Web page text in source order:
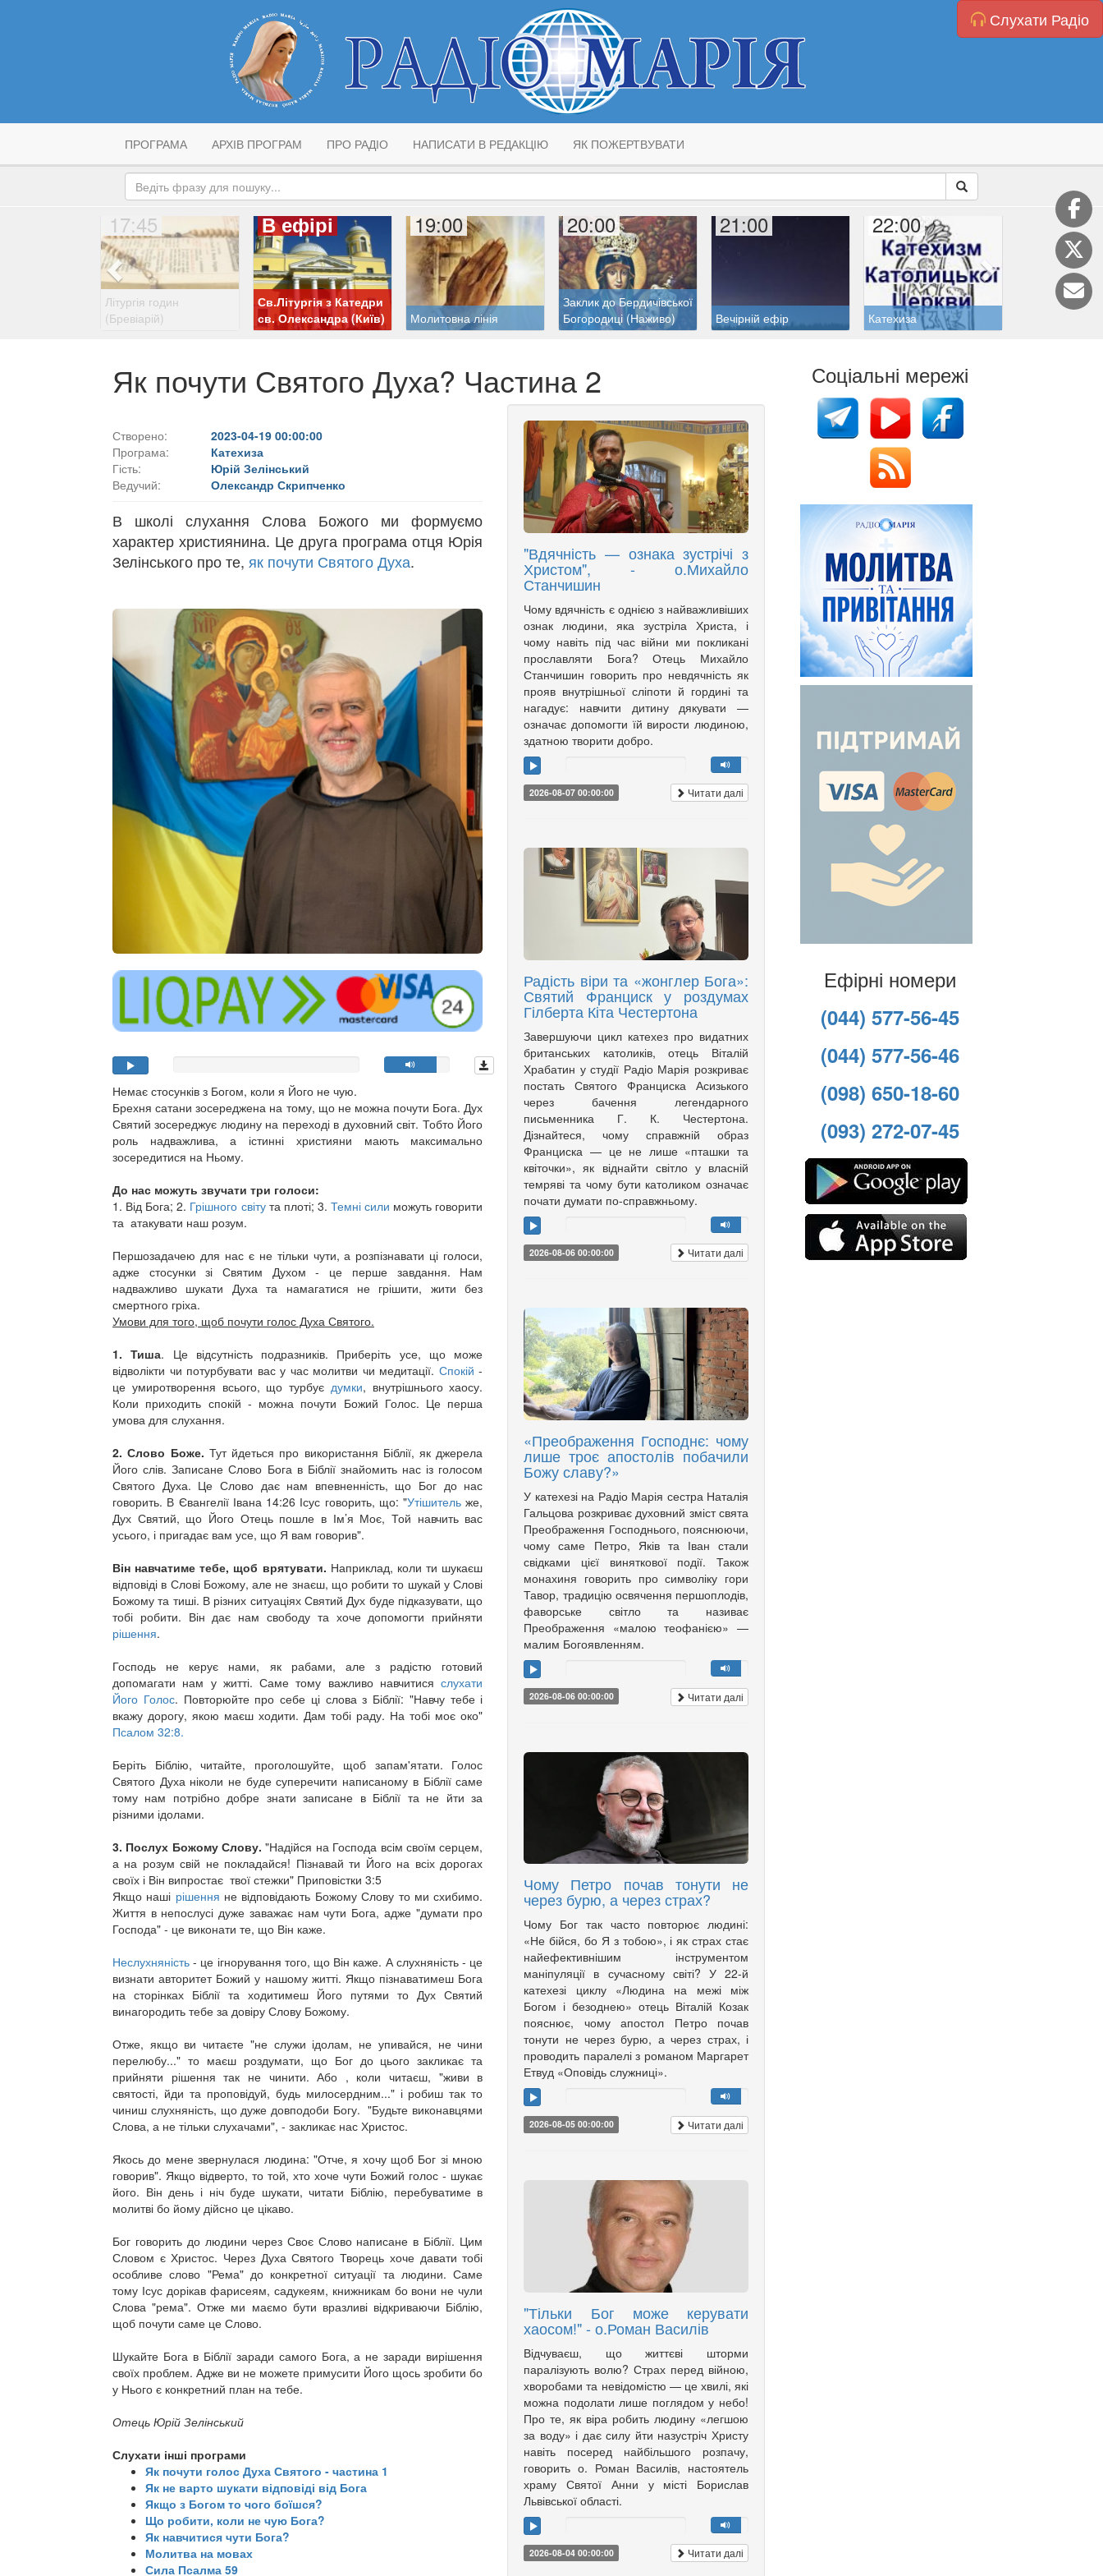
Слухати Радіо
ПРОГРАМА АРХІВ ПРОГРАМ ПРО РАДІО НАПИСАТИ В РЕДАКЦІЮ ЯК ПОЖЕРТВУВАТИ
17:45
Літургія годин
(Бревіарій)
В ефірі
Св.Літургія з Катедри
св. Олександра (Київ)
19:00
Молитовна лінія
20:00
Заклик до Бердичівської
Богородиці (Наживо)
21:00
Вечірній ефір
22:00
Катехиза
22:40
Як почути Святого Духа? Частина 2
Створено:
2023-04-19 00:00:00
Програма:
Катехиза
Гість:
Юрій Зелінський
Ведучий:
Олександр Скрипченко
В школі слухання Слова Божого ми формуємо
характер християнина. Це друга програма отця Юрія
Зелінського про те, як почути Святого Духа.
Немає стосунків з Богом, коли я Його не чую.
Брехня сатани зосереджена на тому, що не можна почути Бога. Дух
Святий зосереджує людину на переході в духовний світ. Тобто Його
роль надважлива, а істинні християни мають максимально
зосередитися на Ньому.
До нас можуть звучати три голоси:
1. Від Бога; 2. Грішного світута плоті; 3. Темні сили можуть говорити
та атакувати наш розум.
Першозадачею для нас є не тільки чути, а розпізнавати ці голоси,
адже стосунки зі Святим Духом - це перше завдання. Нам
надважливо шукати Духа та намагатися не грішити, жити без
смертного гріха.
Умови для того, щоб почути голос Духа Святого.
1. Тиша. Це відсутність подразників. Приберіть усе, що може
відволікти чи потурбувати вас у час молитви чи медитації. Спокій -
це умиротворення всього, що турбує думки, внутрішнього хаосу.
Коли приходить спокій - можна почути Божий Голос. Це перша
умова для слухання.
2. Слово Боже. Тут йдеться про використання Біблії, як джерела
Його слів. Записане Слово Бога в Біблії знайомить нас із голосом
Святого Духа. Це Слово дає нам впевненність, що Бог до нас
говорить. В Євангелії Івана 14:26 Ісус говорить, що: "Утішитель же,
Дух Святий, що Його Отець пошле в Ім’я Моє, Той навчить вас
усього, і пригадає вам усе, що Я вам говорив".
Він навчатиме тебе, щоб врятувати. Наприклад, коли ти шукаєш
відповіді в Слові Божому, але не знаєш, що робити то шукай у Слові
Божому та тиші. В різних ситуаціях Святий Дух буде підказувати, що
тобі робити. Він дає нам свободу та хоче допомогти прийняти
рішення.
Господь не керує нами, як рабами, але з радістю готовий
допомагати нам у житті. Саме тому важливо навчитисяслухати
Його Голос. Повторюйте про себе ці слова з Біблії: "Навчу тебе і
вкажу дорогу, якою маєш ходити. Дам тобі раду. На тобі моє око"
Псалом 32:8.
Беріть Біблію, читайте, проголошуйте, щоб запам'ятати. Голос
Святого Духа ніколи не буде суперечити написаному в Біблії саме
тому нам потрібно добре знати записане в Біблії та не йти за
різними ідолами.
3. Послух Божому Слову."Надійся на Господа всім своїм серцем,
а на розум свій не покладайся! Пізнавай ти Його на всіх дорогах
своїх і Він випростає твої стежки" Приповістки 3:5
Якщо наші рішення не відповідають Божому Слову то ми схибимо.
Життя в непослусі дуже заважає нам чути Бога, адже "думати про
Господа" - це виконати те, що Він каже.
Неслухняність - це ігнорування того, що Він каже. А слухняність - це
визнати авторитет Божий у нашому житті. Якщо пізнаватимеш Бога
на сторінках Біблії та ходитимеш Його путями то Дух Святий
винагородить тебе за довіру Слову Божому.
Отже, якщо ви читаєте "не служи ідолам, не упивайся, не чини
перелюбу..." то маєш роздумати, що Бог до цього закликає та
прийняти рішення так не чинити. Або , коли читаєш, "живи в
святості, йди та проповідуй, будь милосердним..." і робиш так то
чиниш слухняність, що дуже довподоби Богу. "Будьте виконавцями
Слова, а не тільки слухачами", - закликає нас Христос.
Якось до мене звернулася людина: "Отче, я хочу щоб Бог зі мною
говорив". Якщо відверто, то той, хто хоче чути Божий голос - шукає
його. Він день і ніч буде шукати, читати Біблію, перебуватиме в
молитві бо йому дійсно це цікаво.
Бог говорить до людини через Своє Слово написане в Біблії. Цим
Словом є Христос. Через Духа Святого Творець хоче давати тобі
особливе слово "Рема" до конкретної ситуації та людини. Саме
тому Ісус дорікав фарисеям, садукеям, книжникам бо вони не чули
Слова "рема". Отже ми маємо бути вразливі відкриваючи Біблію,
щоб почути саме це Слово.
Шукайте Бога в Біблії заради самого Бога, а не заради вирішення
своїх проблем. Адже ви не можете примусити Його щось зробити бо
у Нього є конкретний план на тебе.
Отець Юрій Зелінський
Слухати інші програми
Як почути голос Духа Святого - частина 1
Як не варто шукати відповіді від Бога
Якщо з Богом то чого боїшся?
Що робити, коли не чую Бога?
Як навчитися чути Бога?
Молитва на мовах
Сила Псалма 59
"Вдячність — ознака зустрічі з
Христом", - о.Михайло
Станчишин
Чому вдячність є однією з найважливіших
ознак людини, яка зустріла Христа, і
чому навіть під час війни ми покликані
прославляти Бога? Отець Михайло
Станчишин говорить про невдячність як
прояв внутрішньої сліпоти й гордині та
нагадує: навчити дитину дякувати —
означає допомогти їй вирости людиною,
здатною творити добро.
2026-08-07 00:00:00 Читати далі
Радість віри та «жонглер Бога»:
Святий Франциск у роздумах
Гілберта Кіта Честертона
Завершуючи цикл катехез про видатних
британських католиків, отець Віталій
Храбатин у студії Радіо Марія розкриває
постать Святого Франциска Асизького
через бачення легендарного
письменника Г. К. Честертона.
Дізнайтеся, чому справжній образ
Франциска — це не лише «пташки та
квіточки», як віднайти світло у власній
темряві та чому бути католиком означає
почати думати по-справжньому.
2026-08-06 00:00:00 Читати далі
«Преображення Господнє: чому
лише троє апостолів побачили
Божу славу?»
У катехезі на Радіо Марія сестра Наталія
Гальцова розкриває духовний зміст свята
Преображення Господнього, пояснюючи,
чому саме Петро, Яків та Іван стали
свідками цієї виняткової події. Також
монахиня говорить про символіку гори
Тавор, традицію освячення першоплодів,
фаворське світло та називає
Преображення «малою теофанією» —
малим Богоявленням.
2026-08-06 00:00:00 Читати далі
Чому Петро почав тонути не
через бурю, а через страх?
Чому Бог так часто повторює людині:
«Не бійся, бо Я з тобою», і як страх стає
найефективнішим інструментом
маніпуляції в сучасному світі? У 22-й
катехезі циклу «Людина на межі між
Богом і безоднею» отець Віталій Козак
пояснює, чому апостол Петро почав
тонути не через бурю, а через страх, і
проводить паралелі з романом Маргарет
Етвуд «Оповідь служниці».
2026-08-05 00:00:00 Читати далі
"Тільки Бог може керувати
хаосом!" - о.Роман Василів
Відчуваєш, що життєві шторми
паралізують волю? Страх перед війною,
хворобами та невідомістю — це хвилі, які
можна подолати лише поглядом у небо!
Про те, як віра робить людину «легшою
за воду» і дає силу йти назустріч Христу
навіть посеред найбільшого розпачу,
говорить о. Роман Василів, настоятель
храму Святої Анни у місті Борислав
Львівської області.
2026-08-04 00:00:00 Читати далі
Соціальні мережі
Ефірні номери
(044) 577-56-45
(044) 577-56-46
(098) 650-18-60
(093) 272-07-45